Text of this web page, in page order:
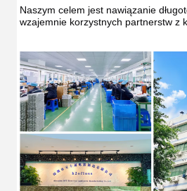
Naszym celem jest nawiązanie
wzajemnie korzystnych partnerstw z